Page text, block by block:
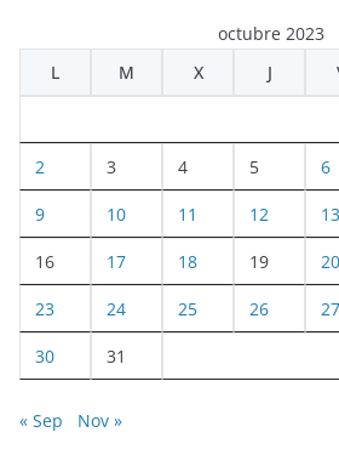
octubre 2023
L
M X J
2 3 4 5 6
9 10 11 12 13
16 17 18 19 20
23 24 25 26 27
30 31
« Sep Nov »